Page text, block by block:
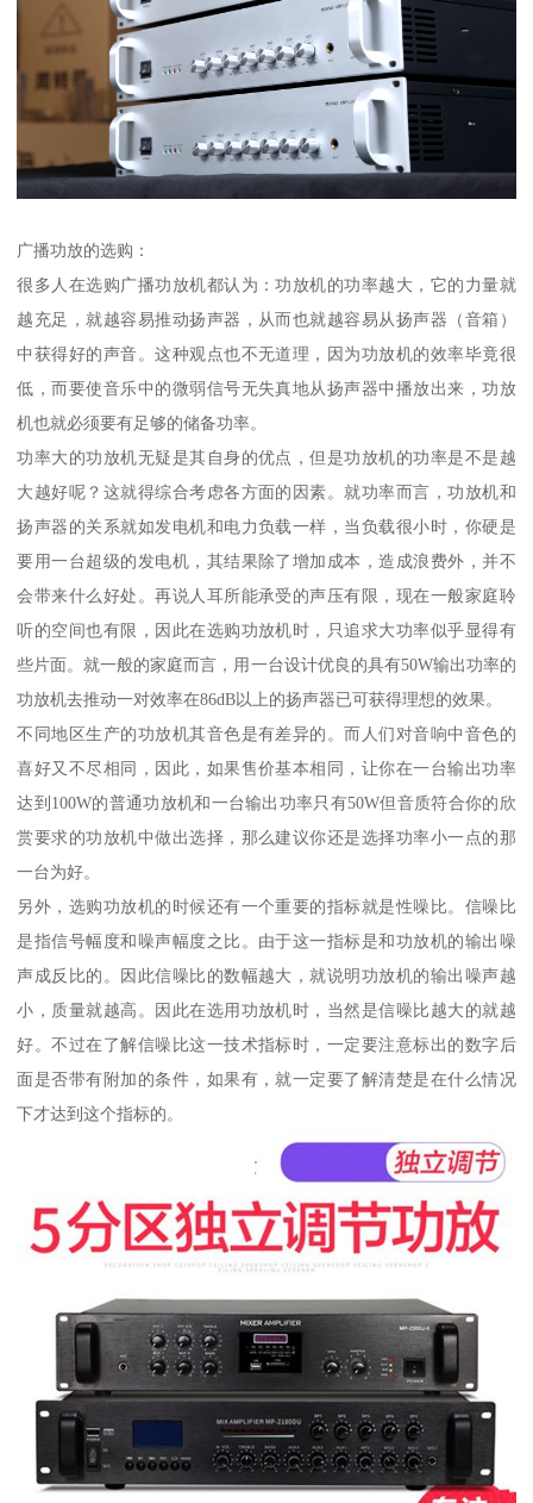
广播功放的选购：
很多人在选购广播功放机都认为：功放机的功率越大，它的力量就
越充足，就越容易推动扬声器，从而也就越容易从扬声器（音箱）
中获得好的声音。这种观点也不无道理，因为功放机的效率毕竟很
低，而要使音乐中的微弱信号无失真地从扬声器中播放出来，功放
机也就必须要有足够的储备功率。
功率大的功放机无疑是其自身的优点，但是功放机的功率是不是越
大越好呢？这就得综合考虑各方面的因素。就功率而言，功放机和
扬声器的关系就如发电机和电力负载一样，当负载很小时，你硬是
要用一台超级的发电机，其结果除了增加成本，造成浪费外，并不
会带来什么好处。再说人耳所能承受的声压有限，现在一般家庭聆
听的空间也有限，因此在选购功放机时，只追求大功率似乎显得有
些片面。就一般的家庭而言，用一台设计优良的具有50W输出功率的
功放机去推动一对效率在86dB以上的扬声器已可获得理想的效果。
不同地区生产的功放机其音色是有差异的。而人们对音响中音色的
喜好又不尽相同，因此，如果售价基本相同，让你在一台输出功率
达到100W的普通功放机和一台输出功率只有50W但音质符合你的欣
赏要求的功放机中做出选择，那么建议你还是选择功率小一点的那
一台为好。
另外，选购功放机的时候还有一个重要的指标就是性噪比。信噪比
是指信号幅度和噪声幅度之比。由于这一指标是和功放机的输出噪
声成反比的。因此信噪比的数幅越大，就说明功放机的输出噪声越
小，质量就越高。因此在选用功放机时，当然是信噪比越大的就越
好。不过在了解信噪比这一技术指标时，一定要注意标出的数字后
面是否带有附加的条件，如果有，就一定要了解清楚是在什么情况
下才达到这个指标的。